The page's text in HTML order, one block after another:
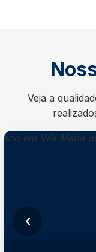
Veja a
Imagem anterior